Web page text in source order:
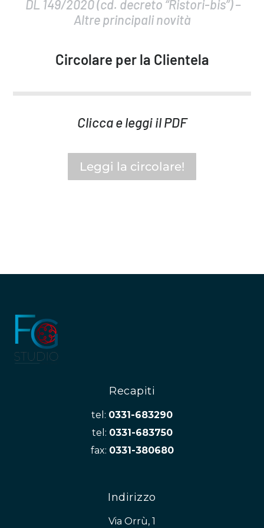
DL 149/2020 (cd. decreto “Ristori-bis”) –
Altre principali novità
Circolare per la Clientela
Clicca e leggi il PDF
Leggi la circolare!
Recapiti
tel: 0331-683290
tel: 0331-683750
fax: 0331-380680
Indirizzo
Via Orrù, 1